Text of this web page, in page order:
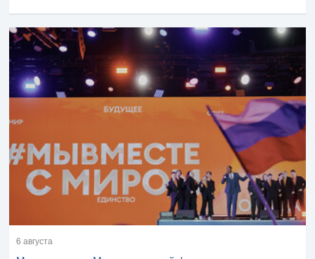
6 августа